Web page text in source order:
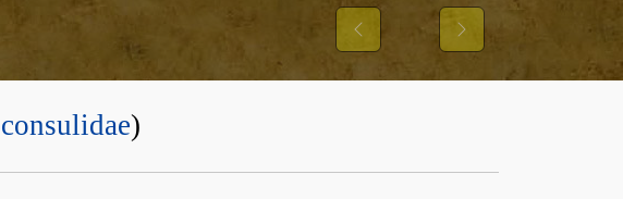
BEWEGUNGSMUSTER
Previous Next
)